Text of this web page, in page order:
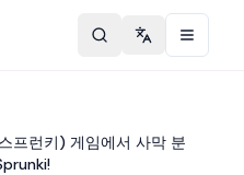
Change
프런키) 게임에서 사막 분